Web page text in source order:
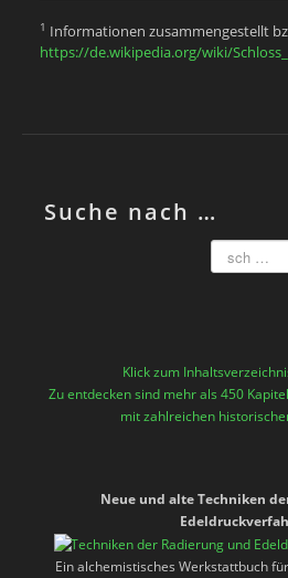
1 Informationen zusammengestellt
https://de.wikipedia.org/wiki/
Suche nach …
Klick zum
Zu entdecken sind mehr als 450
mit zahlreichen
Neue und alte Techniken
Ein alchemistisches Werkstattbuch